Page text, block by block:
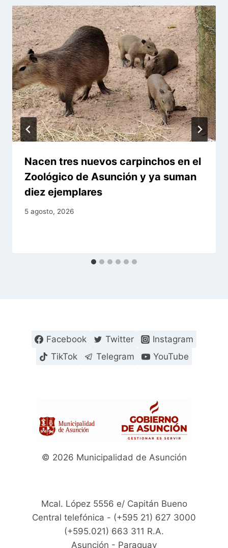
Nacen tres nuevos carpinchos en el
Zoológico de Asunción y ya suman
diez ejemplares
5 agosto, 2026
Facebook Twitter
Instagram
TikTok
Telegram YouTube
© 2026 Municipalidad de Asunción
Mcal. López 5556 e/ Capitán Bueno
Central telefónica - (+595 21) 627 3000
(+595.021) 663 311 R.A.
Asunción - Paraguay